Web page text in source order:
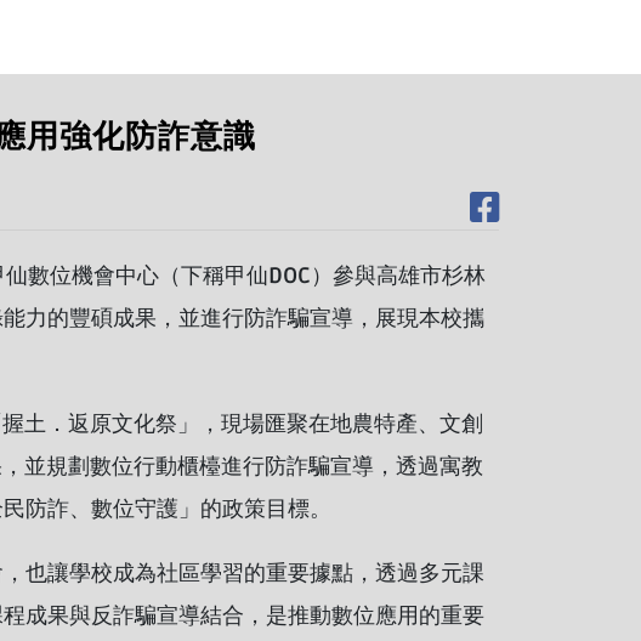
用強化防詐意識
數位機會中心（下稱甲仙DOC）參與高雄市杉林
力的豐碩成果，並進行防詐騙宣導，展現本校攜
土．返原文化祭」，現場匯聚在地農特產、文創
並規劃數位行動櫃檯進行防詐騙宣導，透過寓教
防詐、數位守護」的政策目標。
也讓學校成為社區學習的重要據點，透過多元課
成果與反詐騙宣導結合，是推動數位應用的重要